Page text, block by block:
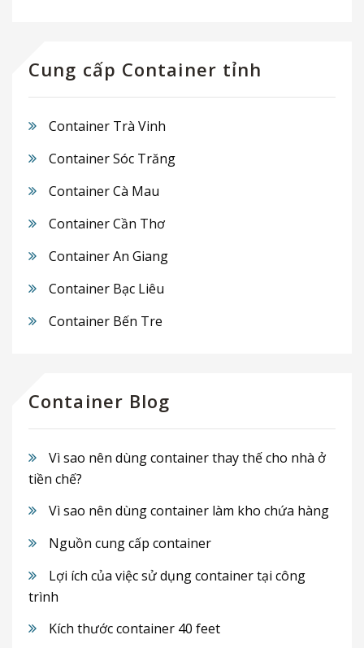
Cung cấp Container tỉnh
Container Trà Vinh
Container Sóc Trăng
Container Cà Mau
Container Cần Thơ
Container An Giang
Container Bạc Liêu
Container Bến Tre
Container Blog
Vì sao nên dùng container thay thế cho nhà ở
tiền chế?
Vì sao nên dùng container làm kho chứa hàng
Nguồn cung cấp container
Lợi ích của việc sử dụng container tại công
trình
Kích thước container 40 feet